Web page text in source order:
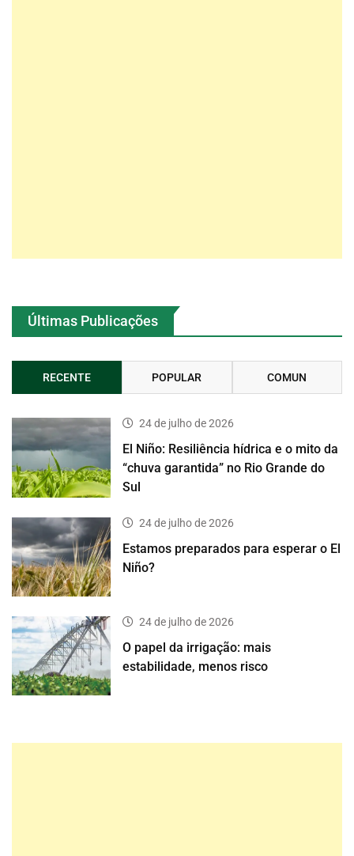
Últimas Publicações
RECENTE POPULAR COMUN
24 de julho de 2026
El Niño: Resiliência hídrica e o mito da
“chuva garantida” no Rio Grande do
Sul
24 de julho de 2026
Estamos preparados para esperar o El
Niño?
24 de julho de 2026
O papel da irrigação: mais
estabilidade, menos risco